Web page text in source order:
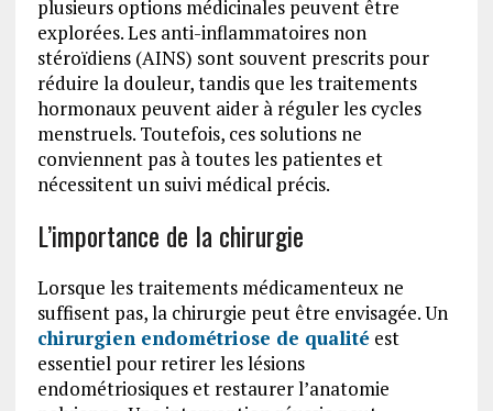
plusieurs options médicinales peuvent être
explorées. Les anti-inflammatoires non
stéroïdiens (AINS) sont souvent prescrits pour
réduire la douleur, tandis que les traitements
hormonaux peuvent aider à réguler les cycles
menstruels. Toutefois, ces solutions ne
conviennent pas à toutes les patientes et
nécessitent un suivi médical précis.
L’importance de la chirurgie
Lorsque les traitements médicamenteux ne
suffisent pas, la chirurgie peut être envisagée. Un
chirurgien endométriose de qualitéest
essentiel pour retirer les lésions
endométriosiques et restaurer l’anatomie